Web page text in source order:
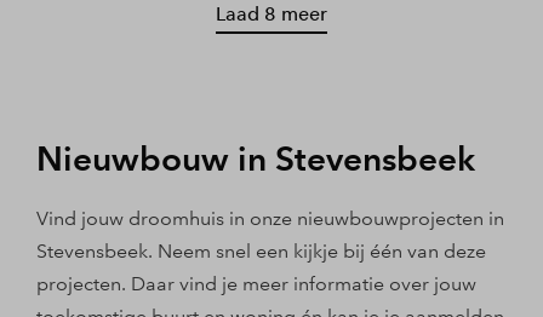
Laad 8 meer
Nieuwbouw in Stevensbeek
Vind jouw droomhuis in onze nieuwbouwprojecten in
Stevensbeek. Neem snel een kijkje bij één van deze
projecten. Daar vind je meer informatie over jouw